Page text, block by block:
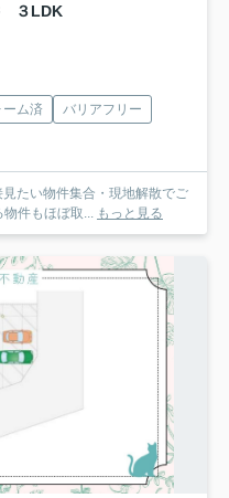
３LDK
ーム済
バリアフリー
たい物件集合・現地解散でご
件もほぼ取... もっと見る